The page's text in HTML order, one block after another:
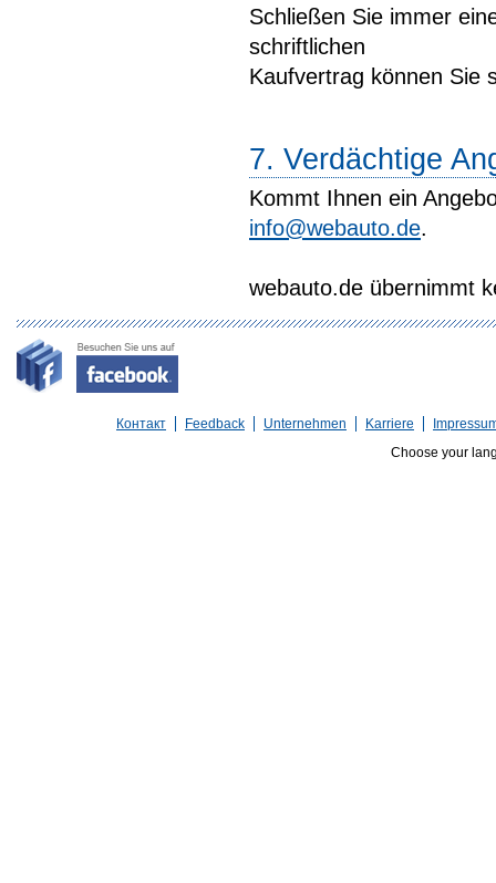
Schließen Sie immer
schriftlichen
Kaufvertrag können Sie
7. Verdächtige
Kommt Ihnen ein
info@webauto.de.
webauto.de übernimmt
Контакт Feedback Unternehmen Karriere
Choose your